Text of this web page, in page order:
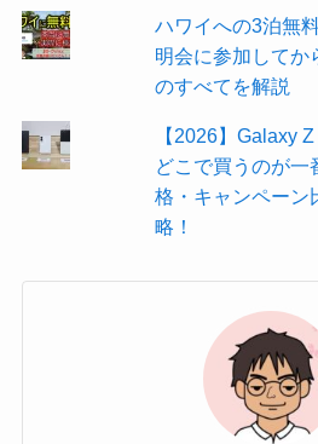
ハワイへの3泊無
明会に参加してか
のすべてを解説
【2026】Galaxy
どこで買うのが一
格・キャンペーン
略！